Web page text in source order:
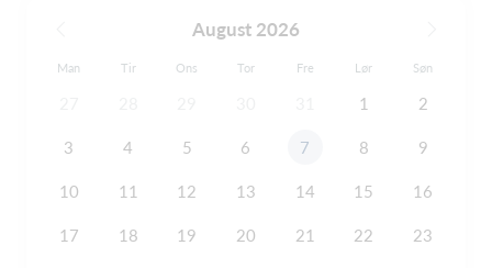
August 2026
Man Tir Ons Tor Fre Lør Søn
1 2
3 4 5 6 7 8 9
10 11 12 13 14 15 16
17 18 19 20 21 22 23